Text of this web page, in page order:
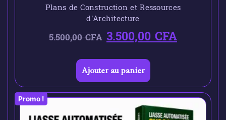
Plans de Construction et Ressources
d’Architecture
5.500,00CFA 3.500,00CFA
Ajouter au panier
Promo !